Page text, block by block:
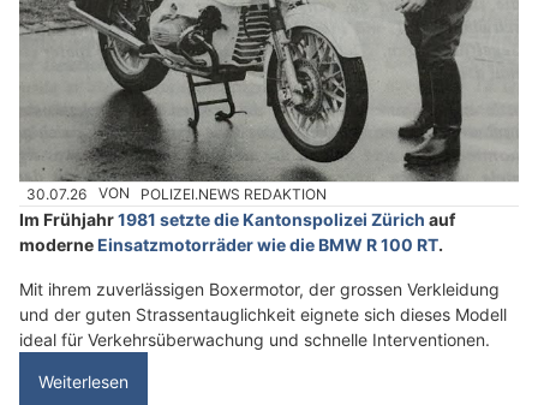
30.07.26 VON POLIZEI.NEWS REDAKTION
Im Frühjahr1981 setzte die Kantonspolizei Zürich auf
moderneEinsatzmotorräder wie die BMW R 100 RT.
Mit ihrem zuverlässigen Boxermotor, der grossen Verkleidung
und der guten Strassentauglichkeit eignete sich dieses Modell
ideal für Verkehrsüberwachung und schnelle Interventionen.
Weiterlesen